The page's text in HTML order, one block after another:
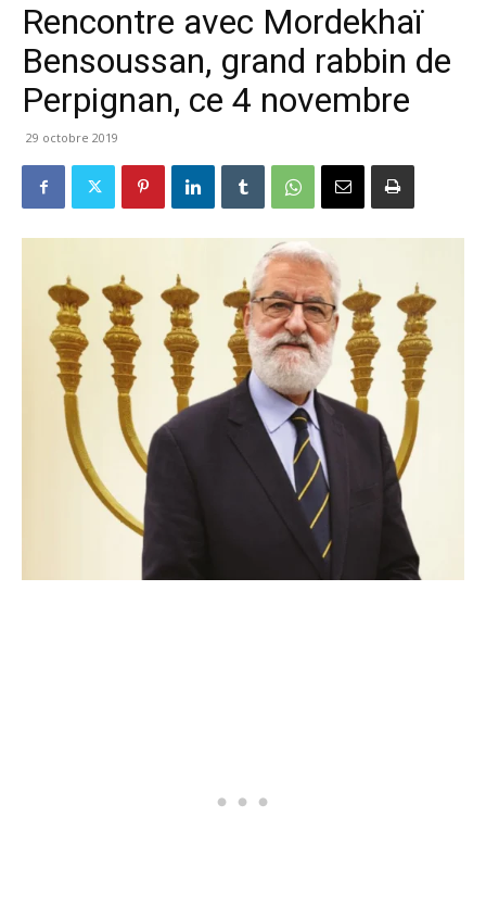
Rencontre avec Mordekhaï
Bensoussan, grand rabbin de
Perpignan, ce 4 novembre
29 octobre 2019